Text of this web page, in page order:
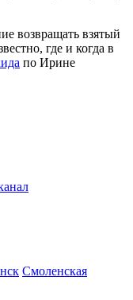
возвращать взятый
где и когда в
по Ирине
Смоленская